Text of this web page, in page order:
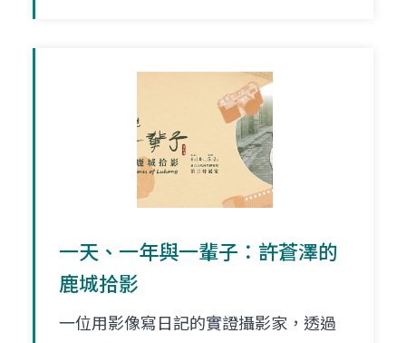
一天、一年與一輩子：許蒼澤的
鹿城拾影
一位用影像寫日記的實證攝影家，透過